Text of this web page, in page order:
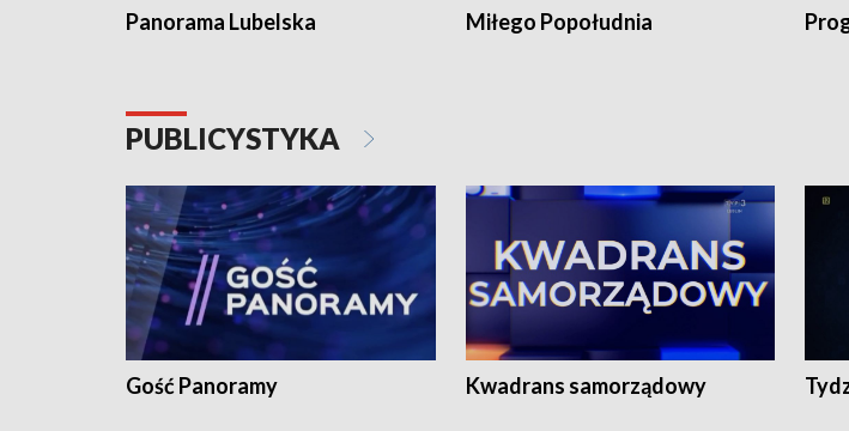
Panorama Lubelska Miłego Popołudnia
PUBLICYSTYKA
Gość Panoramy Kwadrans samorządowy